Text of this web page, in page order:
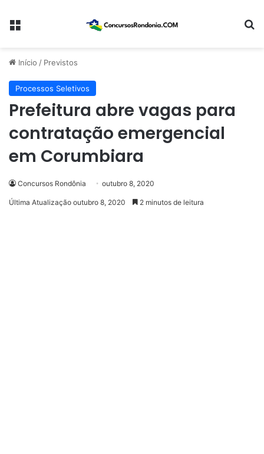
Menu
Início / Previstos
Processos Seletivos
Prefeitura abre vagas para
contratação emergencial
em Corumbiara
Concursos Rondônia outubro 8, 2020
Última Atualização outubro 8, 2020 2 minutos de leitura